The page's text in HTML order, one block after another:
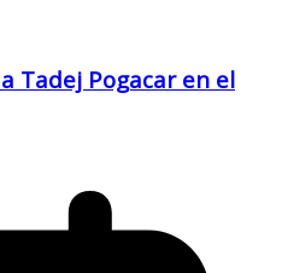
Tadej Pogacar en el